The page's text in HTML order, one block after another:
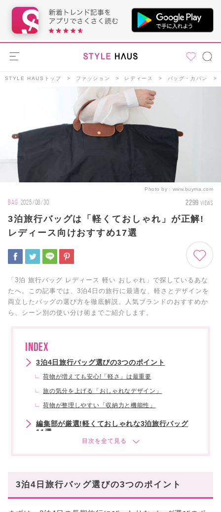
STYLE HAUSトップ ファッション レディース バッグ・カバン
Photo by： www.buyma.com
BAG 2025/08/30 2299 VIEWS
3泊旅行バッグは「軽くておしゃれ」が正解!
レディース向けおすすめ17選
「3泊 旅行バッグ レディース 軽い おしゃれ」で探しているあな
たへ。この記事では、3泊4日の旅行に最適な、軽さとデザインを
両立したバッグの選び方を徹底解説。人気ブランドのおすすめか
ら、シーン別の使い分け術までご紹介します。
INDEX
3泊4日旅行バッグ選びの3つのポイント
荷物が増えても安心!「軽さ」は最重要
旅の気分を上げる「おしゃれなデザイン」
荷物が整理しやすい「収納力と機能性」
編集部が厳選!軽くておしゃれな3泊旅行バッグ
11選
【王道】トートバッグ
【万能】キャリーケース
3泊4日旅行バッグ選びの3つのポイント